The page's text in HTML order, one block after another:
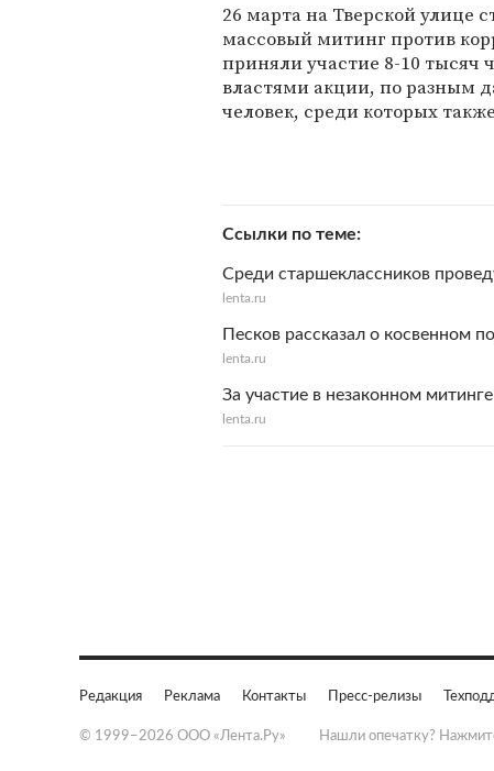
26 марта на Тверской
массовый митинг против
приняли участие 8-10 тысяч
властями акции, по разным
человек, среди которых
Ссылки по теме
Среди старшеклассников
lenta.ru
Песков рассказал о косвенном
lenta.ru
За участие в незаконном
lenta.ru
Редакция Реклама Контакты Пресс-релизы
© 1999–2026 ООО «Лента.Ру» Нашли опечатку?